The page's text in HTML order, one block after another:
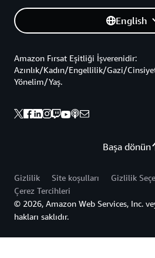
English
Başa dönün
Amazon Fırsat Eşitliği İşverenidir:
Azınlık/Kadın/Engellilik/Gazi/
Yönelim/Yaş.
Gizlilik Site koşulları
Gizlilik
Çerez Tercihleri
© 2026, Amazon Web Services, Inc.
hakları saklıdır.